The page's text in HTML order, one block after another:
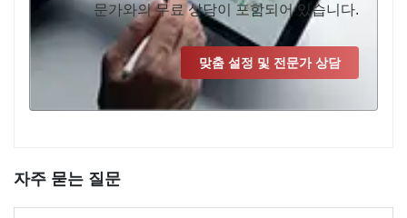
문가와의 무료 상담이 포함되어 있습니다.
맞춤 설정 및 전문가 상담
자주 묻는 질문